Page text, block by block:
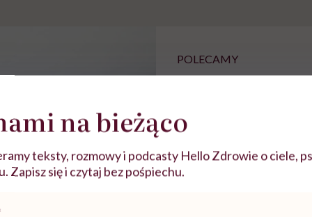
POLECAMY
nie bagatelizuj
na bieżąco
teksty, rozmowy i podcasty Hello Zdrowie o ciele,
Zapisz się i czytaj bez pośpiechu.